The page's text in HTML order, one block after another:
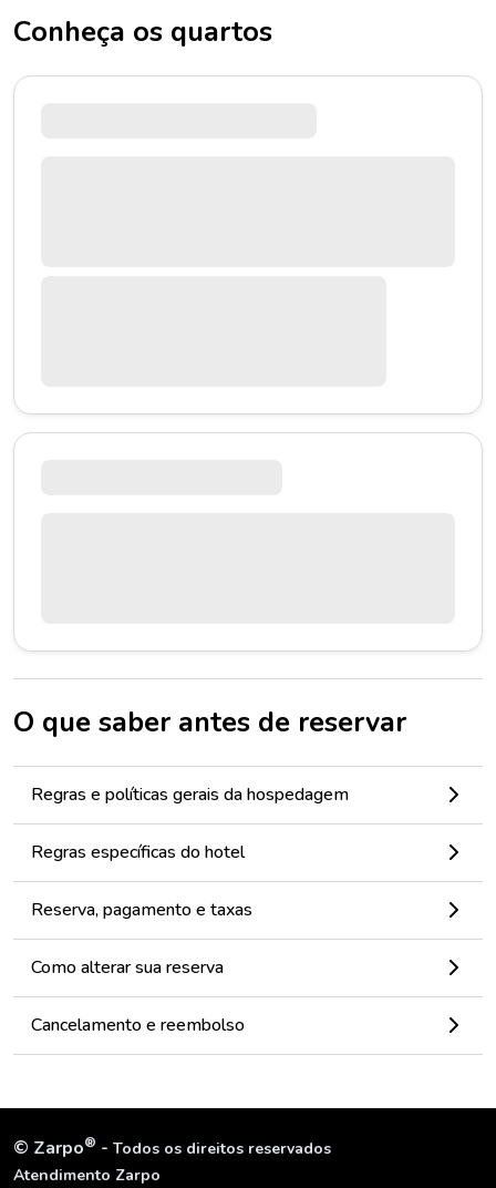
Conheça os quartos
O que saber antes de reservar
Regras e políticas gerais da hospedagem
Regras específicas do hotel
Reserva, pagamento e taxas
Como alterar sua reserva
Cancelamento e reembolso
© Zarpo® - Todos os direitos reservados
Atendimento Zarpo